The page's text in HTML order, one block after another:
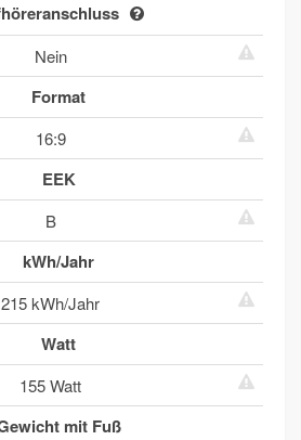
Nein
Format
16:9
EEK
B
kWh/Jahr
215 kWh/Jahr
Watt
155 Watt
mit Fuß